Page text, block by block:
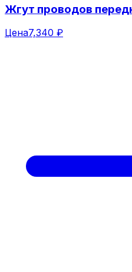
Жгут проводов
Цена7,340 ₽